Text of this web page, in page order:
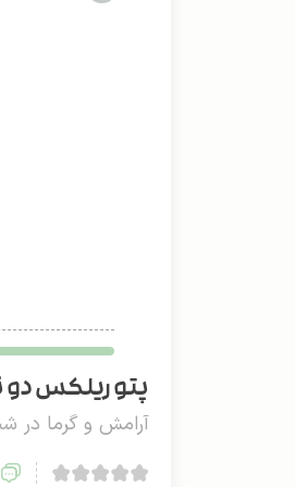
پتو ریلکس دو
آرامش و گرما در